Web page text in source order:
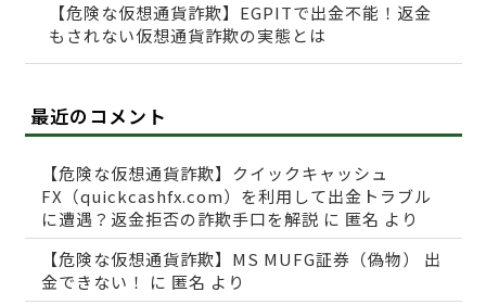
【危険な仮想通貨詐欺】EGPITで出金不能！返金
もされない仮想通貨詐欺の実態とは
最近のコメント
【危険な仮想通貨詐欺】クイックキャッシュ
FX（quickcashfx.com）を利用して出金トラブル
に遭遇？返金拒否の詐欺手口を解説 に 匿名 より
【危険な仮想通貨詐欺】MS MUFG証券（偽物） 出
金できない！
に 匿名 より